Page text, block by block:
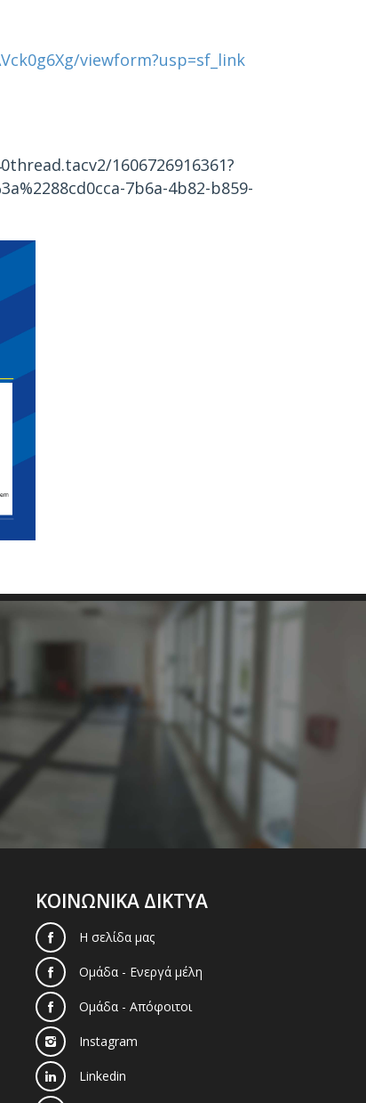
viewform?usp=sf_link
1606726916361?
7b6a-4b82-b859-
ΚΟΙΝΩΝΙΚΑ ΔΙΚΤΥΑ
Η σελίδα μας
Ομάδα - Ενεργά μέλη
Ομάδα - Απόφοιτοι
Instagram
Linkedin